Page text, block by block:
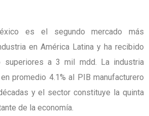
es el segundo mercado más
en América Latina y ha recibido
superiores a 3 mil mdd. La industria
promedio 4.1% al PIB manufacturero
y el sector constituye la quinta
de la economía.